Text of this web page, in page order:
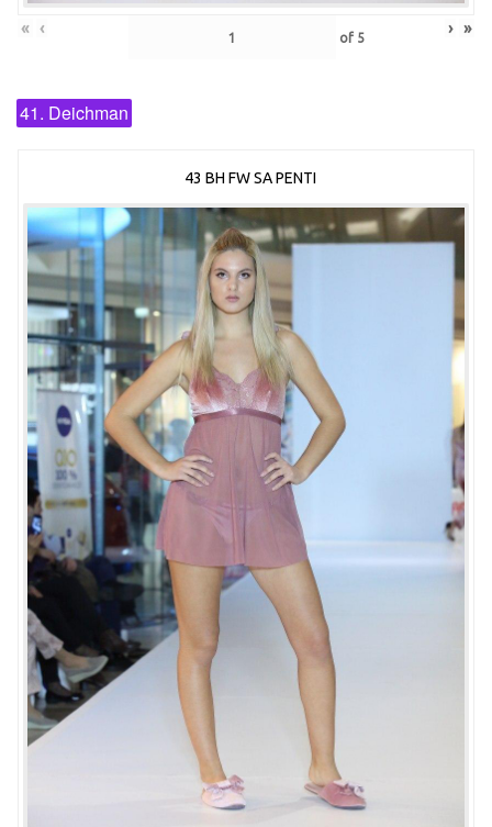
« ‹ of 5 › »
41. Deichman
43 BH FW SA PENTI